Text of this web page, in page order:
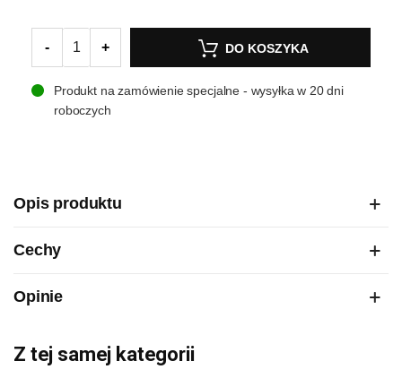
- + DO KOSZYKA
Produkt na zamówienie specjalne - wysyłka w 20 dni
roboczych
Opis produktu
Cechy
Opinie
Z tej samej kategorii